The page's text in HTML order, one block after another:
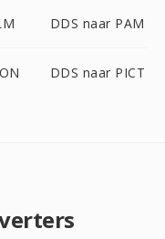
DDS naar PAM
DDS naar PICT